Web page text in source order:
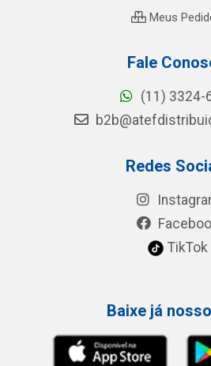
Meus
Fale
(11) 3324-
Redes
TikTok
Baixe já